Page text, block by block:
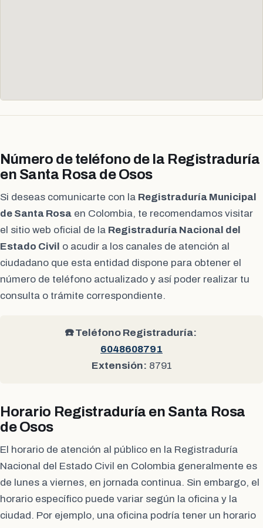
Número de teléfono de la Registraduría
en Santa Rosa de Osos
Si deseas comunicarte con la Registraduría Municipal
de Santa Rosa en Colombia, te recomendamos visitar
el sitio web oficial de la Registraduría Nacional del
Estado Civil o acudir a los canales de atención al
ciudadano que esta entidad dispone para obtener el
número de teléfono actualizado y así poder realizar tu
consulta o trámite correspondiente.
☎️ Teléfono Registraduría:
6048608791
Extensión: 8791
Horario Registraduría en Santa Rosa
de Osos
El horario de atención al público en la Registraduría
Nacional del Estado Civil en Colombia generalmente es
de lunes a viernes, en jornada continua. Sin embargo, el
horario específico puede variar según la oficina y la
ciudad. Por ejemplo, una oficina podría tener un horario